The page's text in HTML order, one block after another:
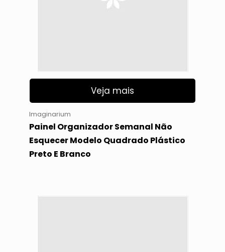
Veja mais
Imaginarium
Painel Organizador Semanal Não
Esquecer Modelo Quadrado Plástico
Preto E Branco